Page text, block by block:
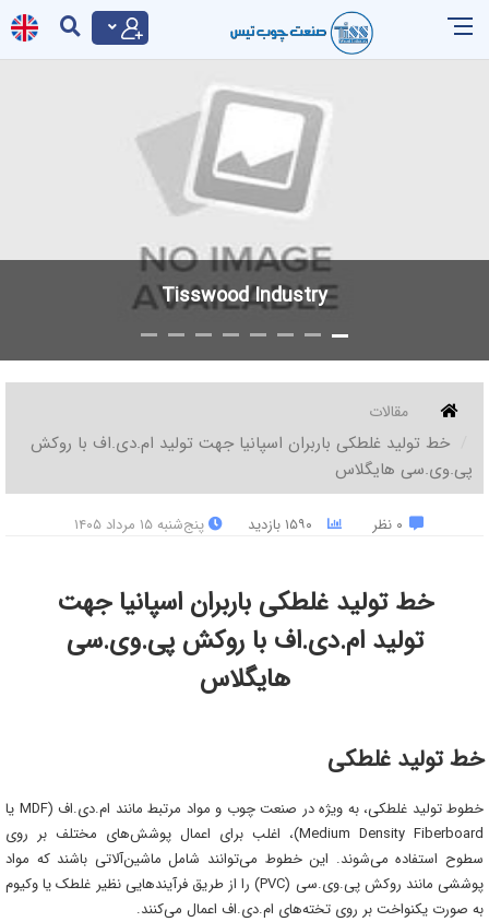
Tisswood Industry
مقالات
خط تولید غلطکی باربران اسپانیا جهت تولید ام.دی.اف با روکش
پی.وی.سی هایگلاس
پنج‌شنبه ۱۵ مرداد ۱۴۰۵
خط تولید غلطکی باربران اسپانیا جهت
تولید ام.دی.اف با روکش پی.وی.سی
هایگلاس
خط تولید غلطکی
خطوط تولید غلطکی، به ویژه در صنعت چوب و مواد مرتبط مانند ام.دی.اف (MDF یا
Medium Density Fiberboard)، اغلب برای اعمال پوشش‌های مختلف بر روی
سطوح استفاده می‌شوند. این خطوط می‌توانند شامل ماشین‌آلاتی باشند که مواد
پوششی مانند روکش پی.وی.سی (PVC) را از طریق فرآیندهایی نظیر غلطک یا وکیوم
به صورت یکنواخت بر روی تخته‌های ام.دی.اف اعمال می‌کنند.